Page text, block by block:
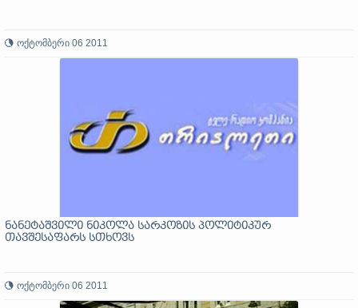
ოქტომბერი 06 2011
ნანეტაშვილი ნიკოლა სარკოზის პოლიტიკურ
თავშესაფარს სთხოვს
ოქტომბერი 06 2011